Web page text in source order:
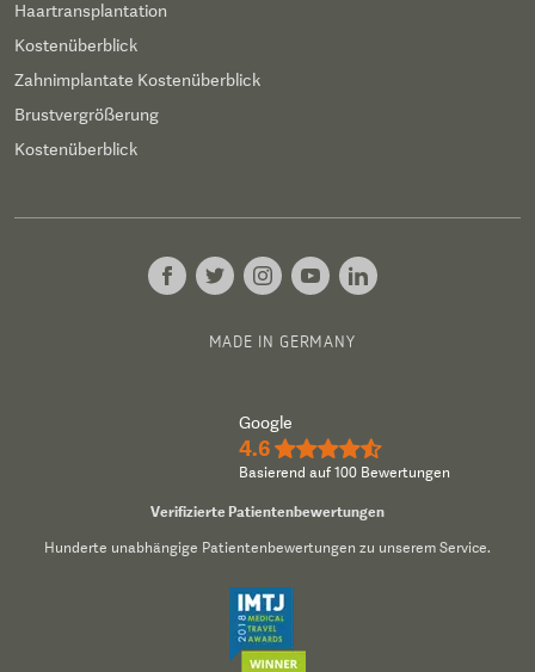
Haartransplantation
Kostenüberblick
Zahnimplantate Kostenüberblick
Brustvergrößerung
Kostenüberblick
MADE IN GERMANY
Google
4.6 ★★★★½
Basierend auf 100 Bewertungen
Verifizierte Patientenbewertungen
Hunderte unabhängige Patientenbewertungen zu unserem Service.